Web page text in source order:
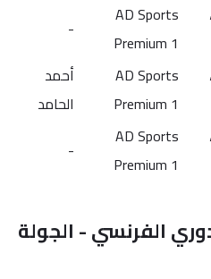
AD Sports
Premium 1
-
AD Sports
Premium 1
أحمد
الحامد
AD Sports
Premium 1
-
الفرنسي - الجولة